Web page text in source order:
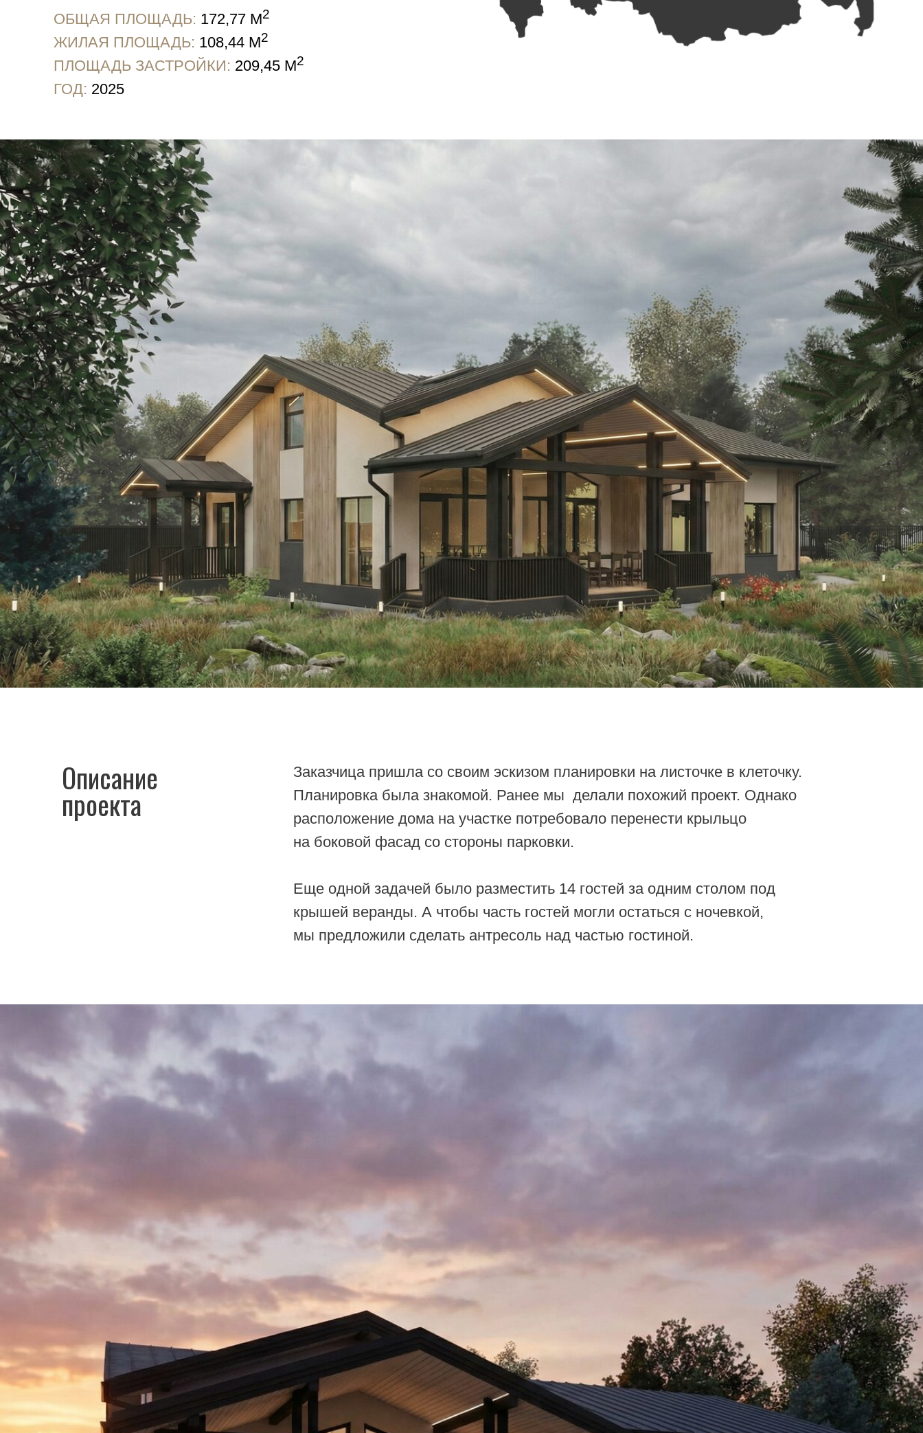
ПЛОЩАДЬ ЗАСТРОЙКИ:209,45 М 2
ГОД:2025
Описание
проекта
Заказчица пришла со своим эскизом планировки на листочке в клеточку.
Планировка была знакомой. Ранее мы делали похожий проект. Однако
крышей веранды. А чтобы часть гостей могли остаться с ночевкой,
мы предложили сделать антресоль над частью гостиной.